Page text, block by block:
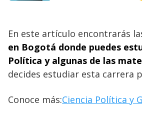
En este artículo encontrarás
en Bogotá donde puedes
Política y algunas de las
decides estudiar esta carrera
Conoce más:Ciencia Política y